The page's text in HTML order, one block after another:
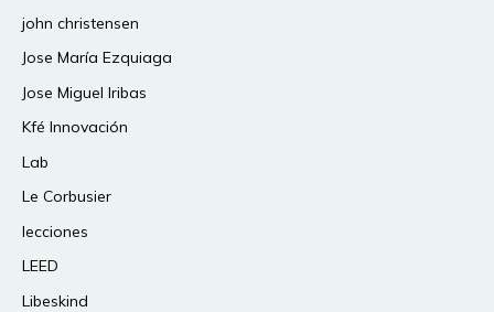
john christensen
Jose María Ezquiaga
Jose Miguel Iribas
Kfé Innovación
Lab
Le Corbusier
lecciones
LEED
Libeskind